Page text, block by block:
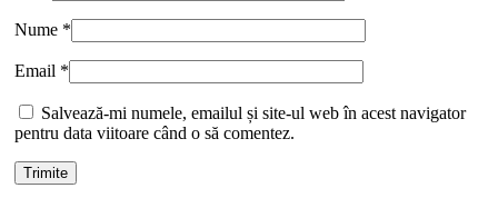
Nume *
Email *
Salvează-mi numele, emailul și site-ul web în acest navigator
pentru data viitoare când o să comentez.